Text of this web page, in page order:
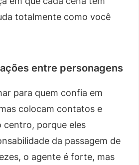
totalmente como você
entre personagens
para quem confia em
colocam contatos e
centro, porque eles
da passagem de
o agente é forte, mas